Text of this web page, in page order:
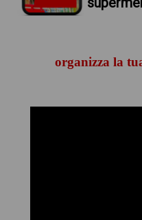
organizza la